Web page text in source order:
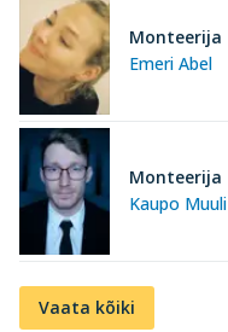
Emeri Abel
Monteerija
Kaupo Muuli
Monteerija
Vaata kõiki